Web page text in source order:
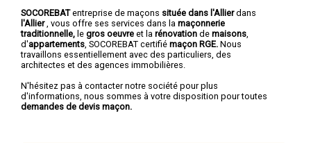
SOCOREBATentreprise de maçons située dans l'Allierdans
l'Allier , vous offre ses services dans la maçonnerie
traditionnelle, le gros oeuvre et la rénovation de maisons
d'appartements , SOCOREBAT certifié maçon RGE. Nous
travaillons essentiellement avec des particuliers, des
architectes et des agences immobilières.
N'hésitez pas à contacter notre société pour plus
d'informations, nous sommes à votre disposition pour toutes
demandes de devis maçon.